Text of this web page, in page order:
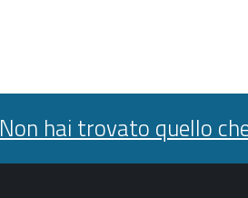
Non hai trovato quello